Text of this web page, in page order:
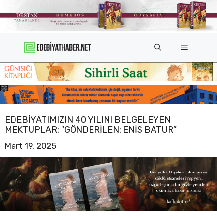
atla
Menü
EDEBIYATIMIZIN 40 YILINI BELGELEYEN
MEKTUPLAR: “GÖNDERILEN: ENIS BATUR”
Mart 19, 2025